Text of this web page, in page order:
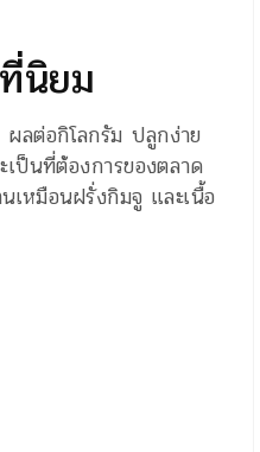
นิยม
ลต่อกิโลกรัม ปลูกง่าย
ป็นที่ต้องการของตลาด
เหมือนฝรั่งกิมจู และเนื้อ